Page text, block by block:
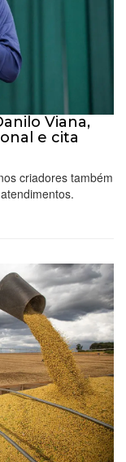
Viana,
e cita
criadores também